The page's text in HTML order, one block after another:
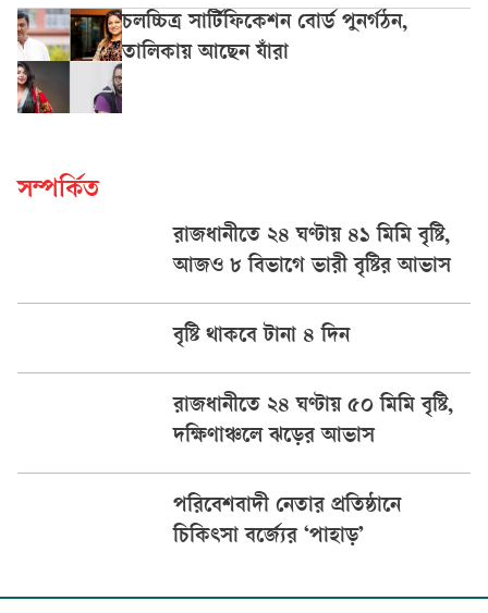
চলচ্চিত্র সার্টিফিকেশন বোর্ড পুনর্গঠন,
তালিকায় আছেন যাঁরা
সম্পর্কিত
রাজধানীতে ২৪ ঘণ্টায় ৪১ মিমি বৃষ্টি,
আজও ৮ বিভাগে ভারী বৃষ্টির আভাস
বৃষ্টি থাকবে টানা ৪ দিন
রাজধানীতে ২৪ ঘণ্টায় ৫০ মিমি বৃষ্টি,
দক্ষিণাঞ্চলে ঝড়ের আভাস
পরিবেশবাদী নেতার প্রতিষ্ঠানে
চিকিৎসা বর্জ্যের ‘পাহাড়’